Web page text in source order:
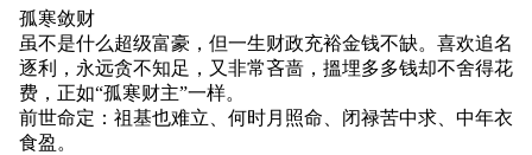
孤寒敛财
虽不是什么超级富豪，但一生财政充裕金钱不缺。喜欢追名
逐利，永远贪不知足，又非常吝啬，搵埋多多钱却不舍得花
费，正如“孤寒财主”一样。
前世命定：祖基也难立、何时月照命、闭禄苦中求、中年衣
食盈。